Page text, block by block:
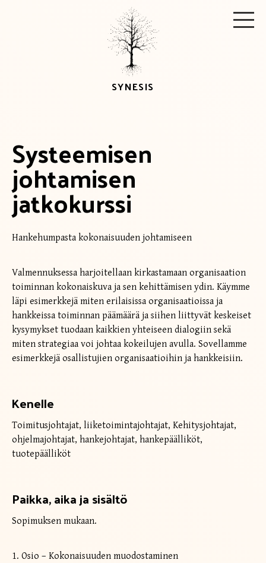
SYNESIS
Systeemisen
johtamisen
jatkokurssi
Hankehumpasta kokonaisuuden johtamiseen
Valmennuksessa harjoitellaan kirkastamaan organisaation
toiminnan kokonaiskuva ja sen kehittämisen ydin. Käymme
läpi esimerkkejä miten erilaisissa organisaatioissa ja
hankkeissa toiminnan päämäärä ja siihen liittyvät keskeiset
kysymykset tuodaan kaikkien yhteiseen dialogiin sekä
miten strategiaa voi johtaa kokeilujen avulla. Sovellamme
esimerkkejä osallistujien organisaatioihin ja hankkeisiin.
Kenelle
Toimitusjohtajat, liiketoimintajohtajat, Kehitysjohtajat,
ohjelmajohtajat, hankejohtajat, hankepäälliköt,
tuotepäälliköt
Paikka, aika ja sisältö
Sopimuksen mukaan.
1. Osio – Kokonaisuuden muodostaminen